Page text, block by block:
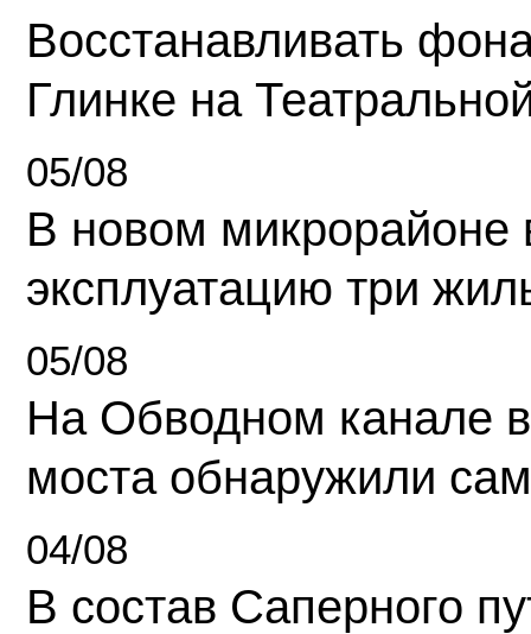
Восстанавливать
Глинке на
05/08
В новом микрорайоне
эксплуатацию три
05/08
На Обводном канале
моста обнаружили
04/08
В состав Саперного